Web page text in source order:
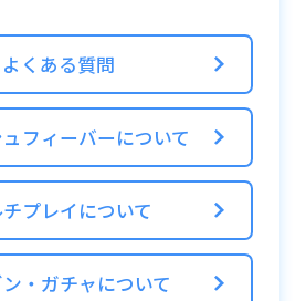
やApp Store & iTunes ギフ
Store に対応しているお
用ください。
済をしていただきます。
やGoogle Playギフトカー
Play に対応しているお支払
よくある質問
フィーバーについて
プレイについて
・ガチャについて